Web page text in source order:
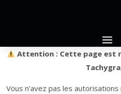
Attention : Cette page est
Vous n’avez pas les